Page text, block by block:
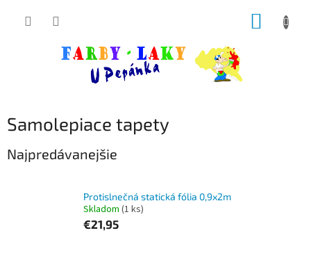
Samolepiace tapety
Najpredávanejšie
Protislnečná statická fólia 0,9x2m
Skladom (1 ks)
€21,95